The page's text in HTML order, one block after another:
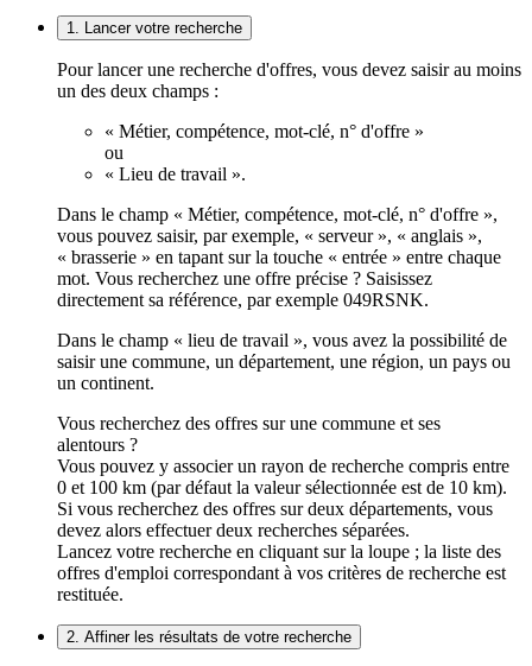
1. Lancer votre recherche
Pour lancer une recherche d'offres, vous devez saisir au moins
un des deux champs :
« Métier, compétence, mot-clé, n° d'offre »
ou
« Lieu de travail ».
Dans le champ « Métier, compétence, mot-clé, n° d'offre »,
vous pouvez saisir, par exemple, « serveur », « anglais »,
« brasserie » en tapant sur la touche « entrée » entre chaque
mot. Vous recherchez une offre précise ? Saisissez
directement sa référence, par exemple 049RSNK.
Dans le champ « lieu de travail », vous avez la possibilité de
saisir une commune, un département, une région, un pays ou
un continent.
Vous recherchez des offres sur une commune et ses
alentours ?
Vous pouvez y associer un rayon de recherche compris entre
0 et 100 km (par défaut la valeur sélectionnée est de 10 km).
Si vous recherchez des offres sur deux départements, vous
devez alors effectuer deux recherches séparées.
Lancez votre recherche en cliquant sur la loupe ; la liste des
offres d'emploi correspondant à vos critères de recherche est
restituée.
2. Affiner les résultats de votre recherche